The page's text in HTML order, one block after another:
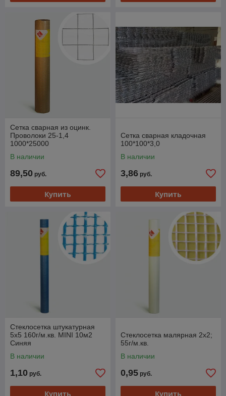
Сетка сварная из оцинк.
Проволоки 25-1,4
1000*25000
В наличии
89,50 руб.
Купить
Сетка сварная кладочная
100*100*3,0
В наличии
3,86 руб.
Купить
Стеклосетка штукатурная
5х5 160г/м.кв. MINI 10м2
Синяя
В наличии
1,10 руб.
Купить
Стеклосетка малярная 2х2;
55г/м.кв.
В наличии
0,95 руб.
Купить